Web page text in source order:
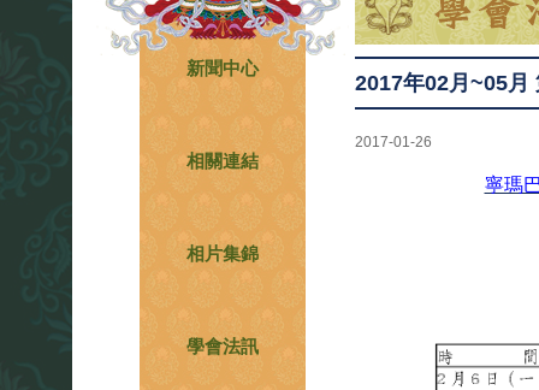
新聞中心
相關連結
相片集錦
學會法訊
2017年02月~05月
2017-01-26
寧瑪